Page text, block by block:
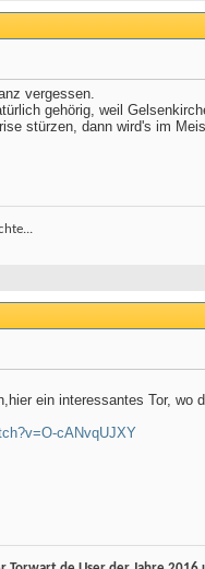
vergessen.
gehörig, weil
stürzen, dann wird's im
ein interessantes Tor, wo
cANvqUJXY